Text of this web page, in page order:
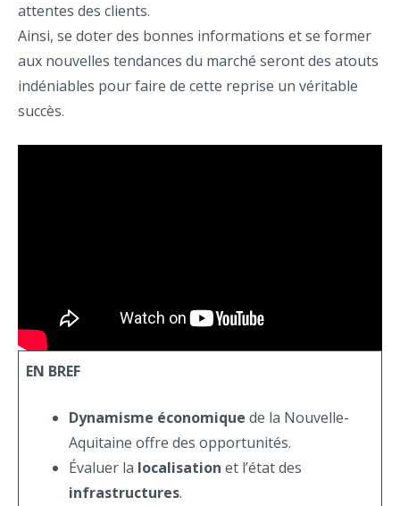
attentes des clients.
Ainsi, se doter des bonnes informations et se former
aux nouvelles tendances du marché seront des atouts
indéniables pour faire de cette reprise un véritable
succès.
EN BREF
Dynamisme économique de la Nouvelle-
Aquitaine offre des opportunités.
Évaluer la localisation et l’état des
infrastructures.